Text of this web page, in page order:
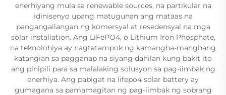
enerhiyang mula sa renewable sources, na partikular na
idinisenyo upang matugunan ang mataas na
pangangailangan ng komersyal at resedensyal na mga
solar installation. Ang LiFePO4, o Lithium Iron Phosphate,
na teknolohiya ay nagtatampok ng kamangha-manghang
katangian sa pagganap na siyang dahilan kung bakit ito
ang pinipili para sa malalaking solusyon sa pag-iimbak ng
enerhiya. Ang pabigat na lifepo4 solar battery ay
gumagana sa pamamagitan ng pag-iimbak ng sobrang